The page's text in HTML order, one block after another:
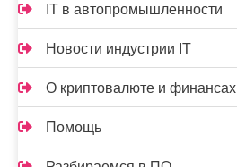
IT в автопромышленности
Новости индустрии IT
О криптовалюте и финансах
Помощь